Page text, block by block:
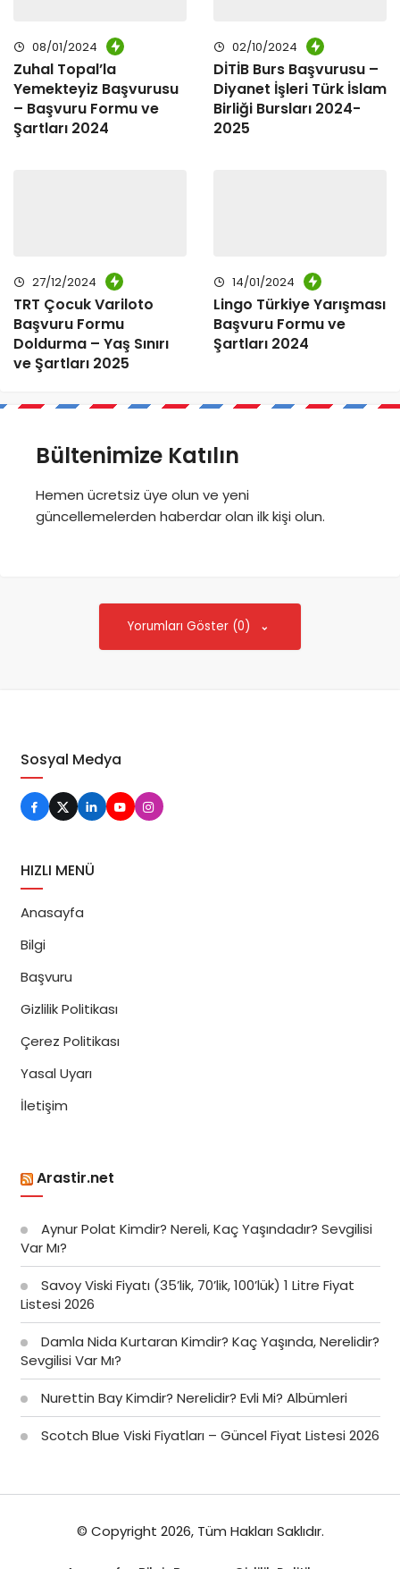
08/01/2024
Zuhal Topal’la
Yemekteyiz Başvurusu
– Başvuru Formu ve
Şartları 2024
02/10/2024
DİTİB Burs Başvurusu –
Diyanet İşleri Türk İslam
Birliği Bursları 2024-
2025
27/12/2024
TRT Çocuk Variloto
Başvuru Formu
Doldurma – Yaş Sınırı
ve Şartları 2025
14/01/2024
Lingo Türkiye Yarışması
Başvuru Formu ve
Şartları 2024
Bültenimize Katılın
Hemen ücretsiz üye olun ve yeni
güncellemelerden haberdar olan ilk kişi olun.
Yorumları Göster (0)
Sosyal Medya
HIZLI MENÜ
Anasayfa
Bilgi
Başvuru
Gizlilik Politikası
Çerez Politikası
Yasal Uyarı
İletişim
Arastir.net
Aynur Polat Kimdir? Nereli, Kaç Yaşındadır? Sevgilisi
Var Mı?
Savoy Viski Fiyatı (35’lik, 70’lik, 100’lük) 1 Litre Fiyat
Listesi 2026
Damla Nida Kurtaran Kimdir? Kaç Yaşında, Nerelidir?
Sevgilisi Var Mı?
Nurettin Bay Kimdir? Nerelidir? Evli Mi? Albümleri
Scotch Blue Viski Fiyatları – Güncel Fiyat Listesi 2026
© Copyright 2026, Tüm Hakları Saklıdır.